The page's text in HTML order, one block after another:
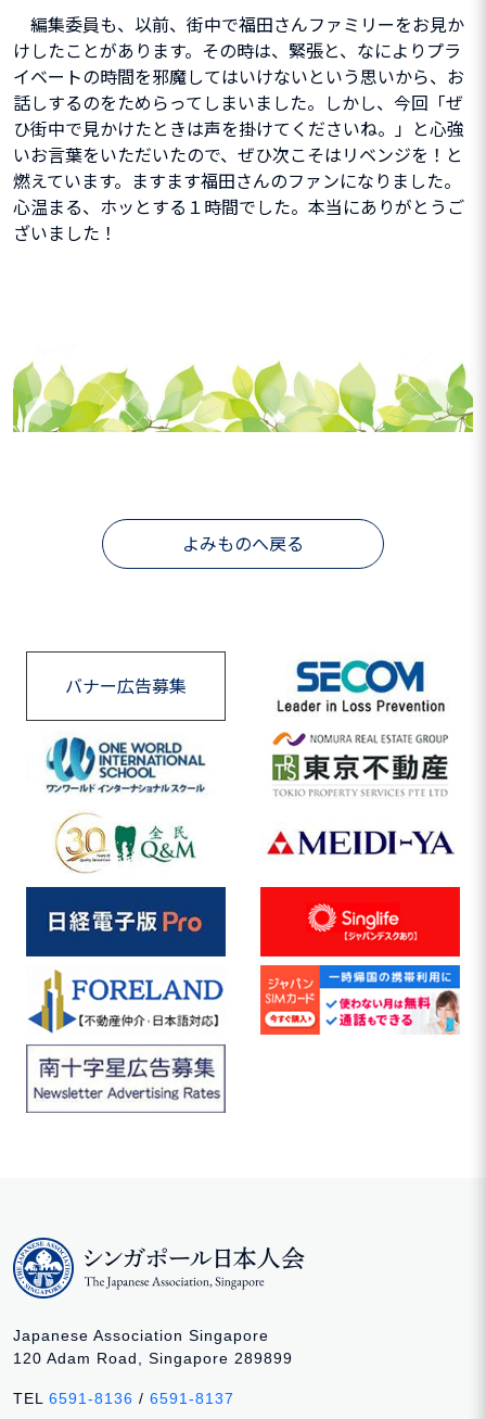
編集委員も、以前、街中で福田さんファミリーをお見か
けしたことがあります。その時は、緊張と、なによりプラ
イベートの時間を邪魔してはいけないという思いから、お
話しするのをためらってしまいました。しかし、今回「ぜ
ひ街中で見かけたときは声を掛けてくださいね。」と心強
いお言葉をいただいたので、ぜひ次こそはリベンジを！と
燃えています。ますます福田さんのファンになりました。
心温まる、ホッとする１時間でした。本当にありがとうご
ざいました！
よみものへ戻る
バナー広告募集
Japanese Association Singapore
120 Adam Road, Singapore 289899
TEL 6591-8136 / 6591-8137